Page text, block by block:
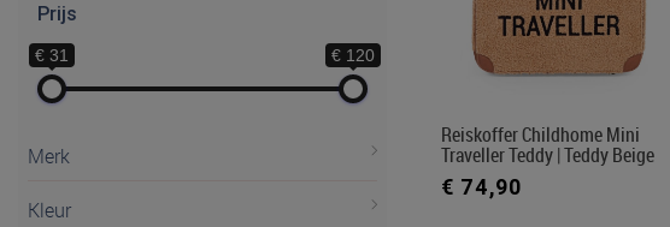
Prijs
€ 31 € 120
Merk
Kleur
Reiskoffer Childhome Mini
Traveller Teddy | Teddy Beige
€ 74,90